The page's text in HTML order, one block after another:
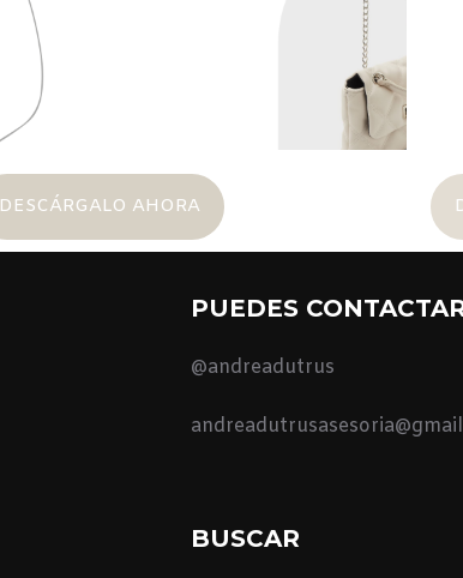
DESCÁRGALO AHORA
PUEDES
@andreadutrus
BUSCAR